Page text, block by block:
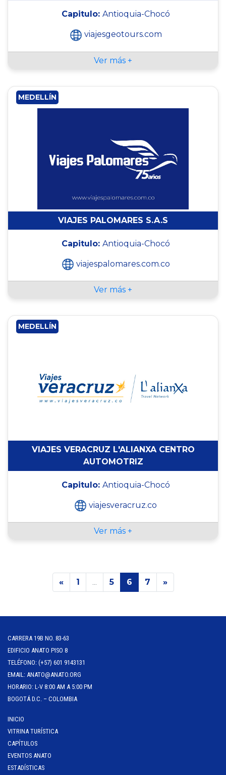
Capitulo: Antioquia-Chocó
viajesgeotours.com
Ver más +
MEDELLÍN
VIAJES PALOMARES S.A.S
Capitulo: Antioquia-Chocó
viajespalomares.com.co
Ver más +
MEDELLÍN
VIAJES VERACRUZ L'ALIANXA CENTRO
AUTOMOTRIZ
Capitulo: Antioquia-Chocó
viajesveracruz.co
Ver más +
«Previous
1 ... 5 6 7 »Next
CARRERA 19B NO. 83-63
EDIFICIO ANATO PISO 8
TELÉFONO: (+57) 601 9143131
EMAIL: ANATO@ANATO.ORG
HORARIO: L-V 8:00 AM A 5:00 PM
BOGOTÁ D.C. – COLOMBIA
INICIO
VITRINA TURÍSTICA
CAPÍTULOS
EVENTOS ANATO
ESTADÍSTICAS